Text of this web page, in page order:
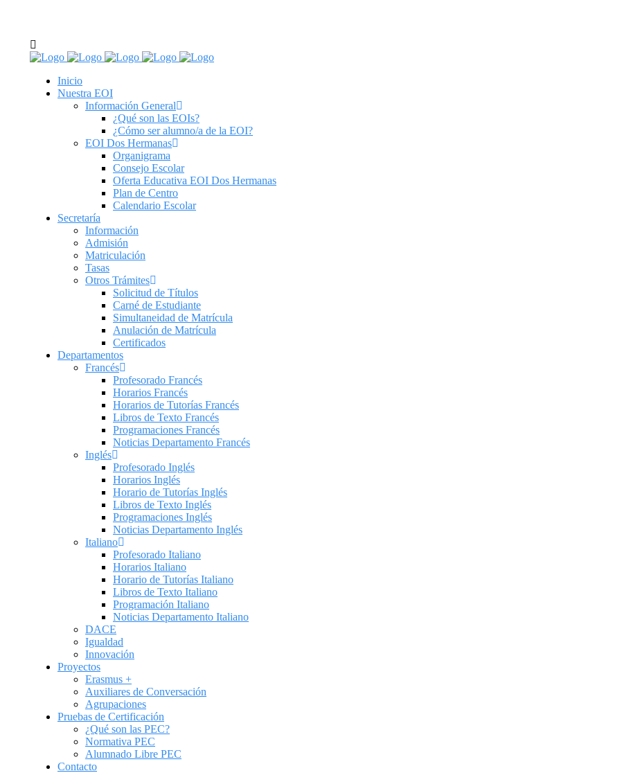
tel: 955 62 43 03
Inicio
Nuestra EOI
Información General
¿Qué son las EOIs?
¿Cómo ser alumno/a de la EOI?
EOI Dos Hermanas
Organigrama
Consejo Escolar
Oferta Educativa EOI Dos Hermanas
Plan de Centro
Calendario Escolar
Secretaría
Información
Admisión
Matriculación
Tasas
Otros Trámites
Solicitud de Títulos
Carné de Estudiante
Simultaneidad de Matrícula
Anulación de Matrícula
Certificados
Departamentos
Francés
Profesorado Francés
Horarios Francés
Horarios de Tutorías Francés
Libros de Texto Francés
Programaciones Francés
Noticias Departamento Francés
Inglés
Profesorado Inglés
Horarios Inglés
Horario de Tutorías Inglés
Libros de Texto Inglés
Programaciones Inglés
Noticias Departamento Inglés
Italiano
Profesorado Italiano
Horarios Italiano
Horario de Tutorías Italiano
Libros de Texto Italiano
Programación Italiano
Noticias Departamento Italiano
DACE
Igualdad
Innovación
Proyectos
Erasmus +
Auxiliares de Conversación
Agrupaciones
Pruebas de Certificación
¿Qué son las PEC?
Normativa PEC
Alumnado Libre PEC
Contacto